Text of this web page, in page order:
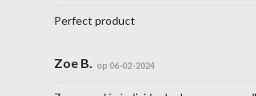
Perfect product
Zoe B. op 06-02-2024